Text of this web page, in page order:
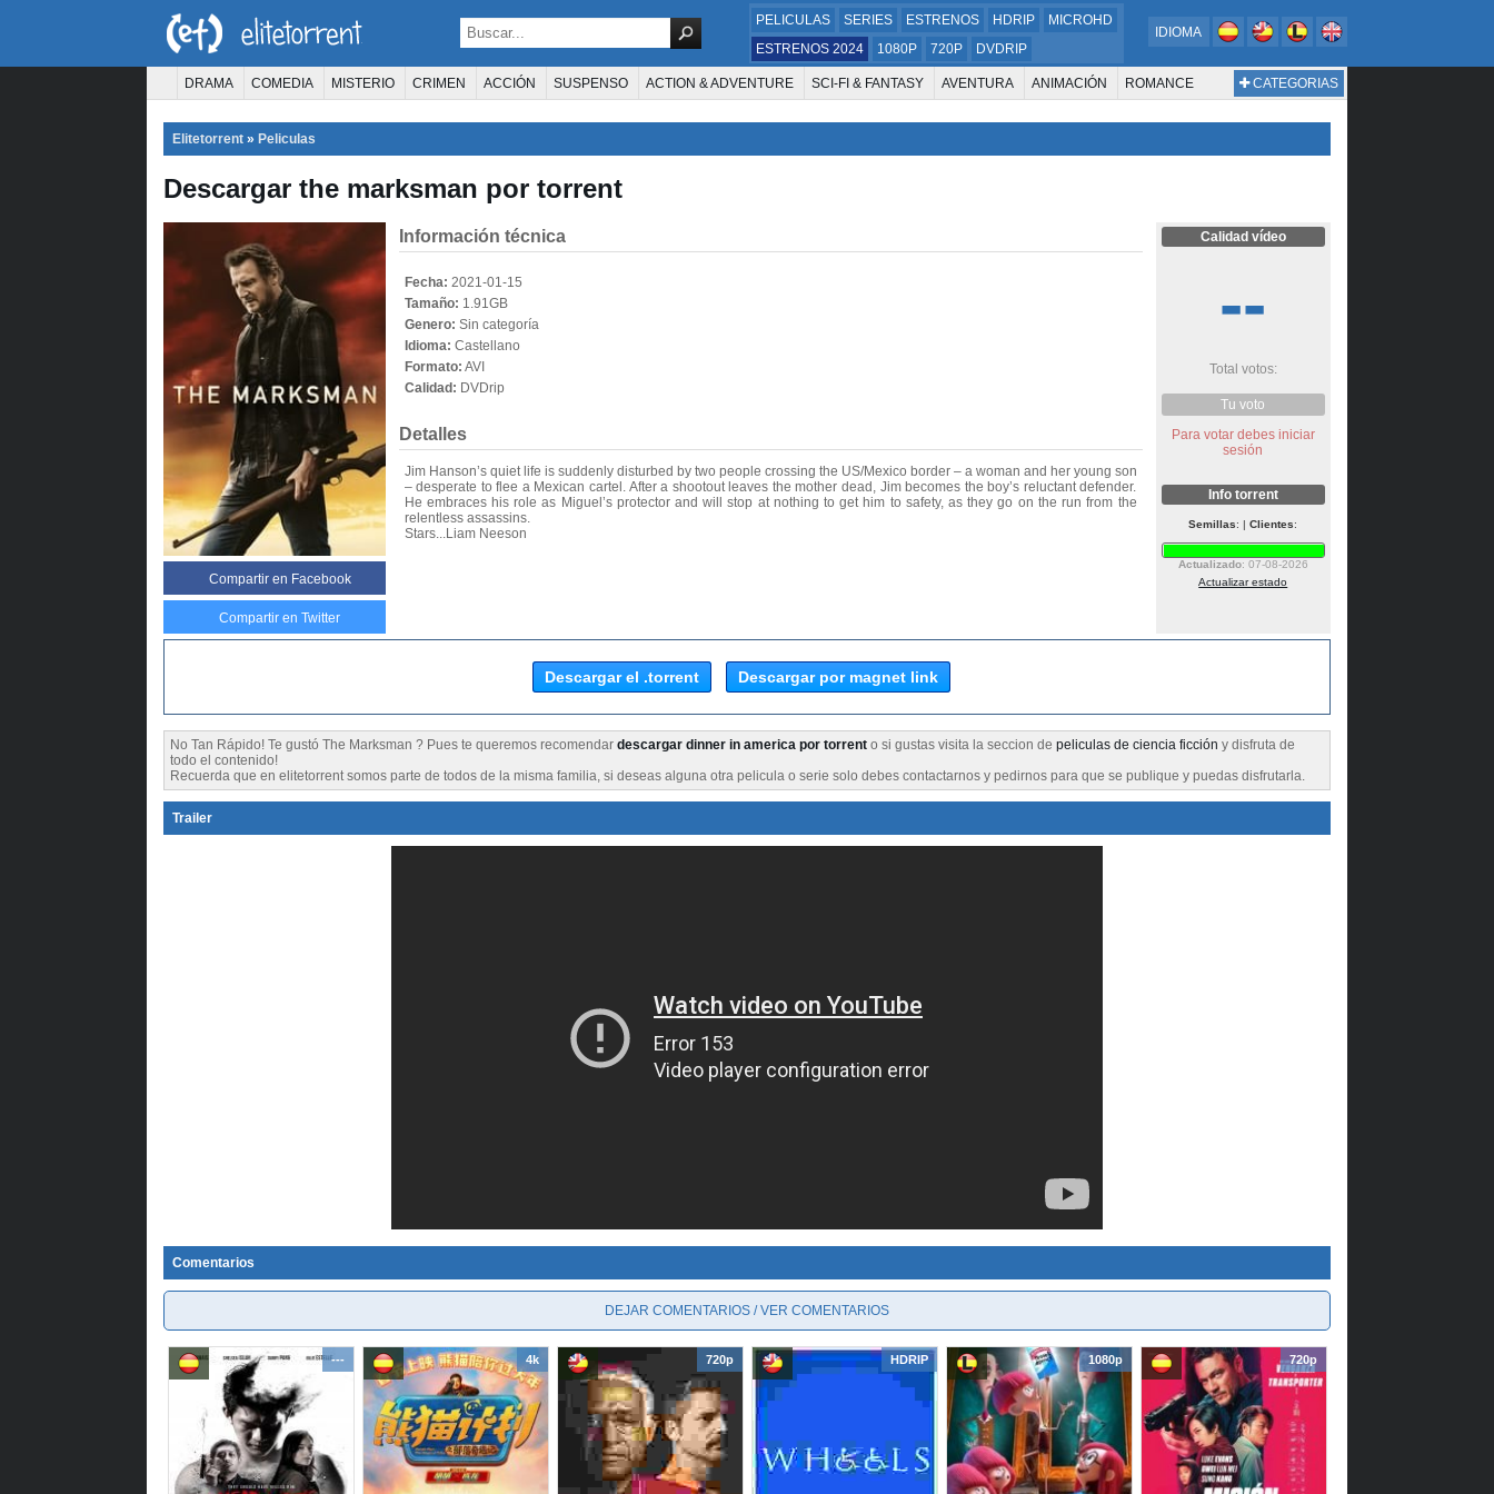
PELICULAS SERIES ESTRENOS HDRIP
MICROHD
ESTRENOS 2024
1080P 720P DVDRIP
IDIOMA
CATEGORIAS
DRAMA COMEDIA MISTERIO CRIMEN ACCIÓN SUSPENSO ACTION & ADVENTURE SCI-FI & FANTASY AVENTURA ANIMACIÓN ROMANCE
Elitetorrent » Peliculas
Descargar the marksman por torrent
Compartir en Facebook
Compartir en Twitter
Información técnica
Fecha: 2021-01-15
Tamaño: 1.91GB
Genero: Sin categoría
Idioma: Castellano
Formato: AVI
Calidad: DVDrip
Detalles
Jim Hanson’s quiet life is suddenly disturbed by two people crossing the US/Mexico border – a woman and her young son
– desperate to flee a Mexican cartel. After a shootout leaves the mother dead, Jim becomes the boy’s reluctant defender.
He embraces his role as Miguel’s protector and will stop at nothing to get him to safety, as they go on the run from the
relentless assassins.
Stars...Liam Neeson
Calidad vídeo
--
Total votos:
Tu voto
Para votar debes iniciar
sesión
Info torrent
Semillas: |Clientes:
Actualizado: 07-08-2026
Actualizar estado
Descargar el .torrent Descargar por magnet link
No Tan Rápido! Te gustó The Marksman ? Pues te queremos recomendar descargar dinner in america por torrent o si gustas visita la seccion de peliculas de ciencia ficción y disfruta de
todo el contenido!
Recuerda que en elitetorrent somos parte de todos de la misma familia, si deseas alguna otra pelicula o serie solo debes contactarnos y pedirnos para que se publique y puedas disfrutarla.
Trailer
Comentarios
DEJAR COMENTARIOS / VER COMENTARIOS
--- 4k 720p HDRIP 1080p 720p